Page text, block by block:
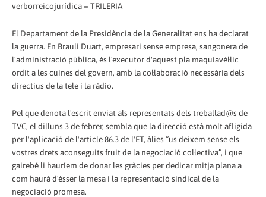
verborreicojurídica = TRILERIA
El Departament de la Presidència de la Generalitat ens ha declarat
la guerra. En Brauli Duart, empresari sense empresa, sangonera de
l'administració pública, és l'executor d'aquest pla maquiavèl·lic
ordit a les cuines del govern, amb la col·laboració necessària dels
directius de la tele i la ràdio.
Pel que denota l'escrit enviat als representats dels treballad@s de
TVC, el dilluns 3 de febrer, sembla que la direcció està molt afligida
per l'aplicació de l'article 86.3 de l'ET, àlies “us deixem sense els
vostres drets aconseguits fruit de la negociació col·lectiva”, i que
gairebé li hauríem de donar les gràcies per dedicar mitja plana a
com haurà d'ésser la mesa i la representació sindical de la
negociació promesa.